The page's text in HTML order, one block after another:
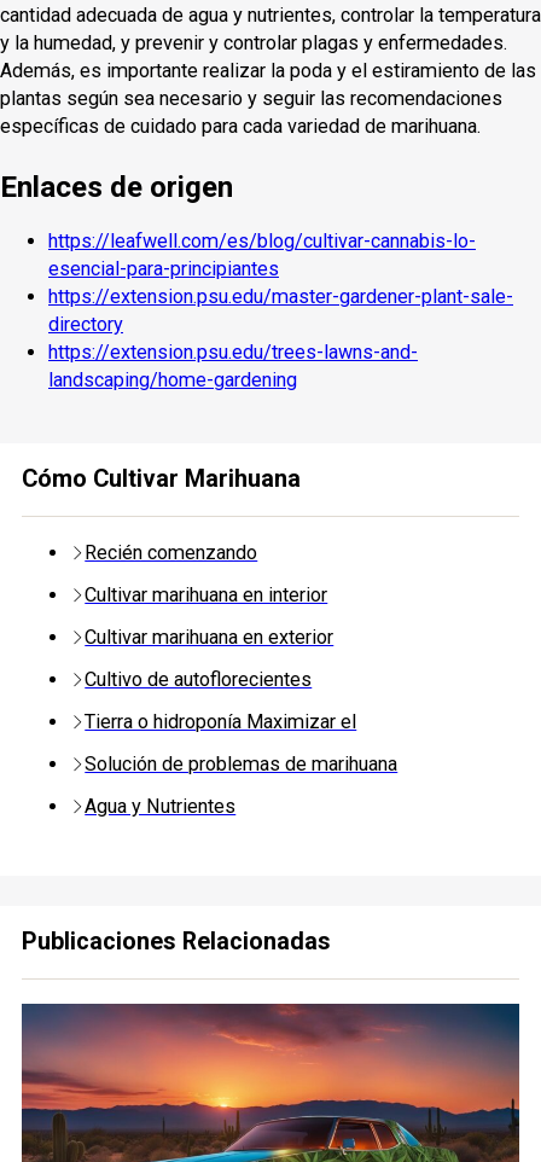
cantidad adecuada de agua y nutrientes, controlar la temperatura
y la humedad, y prevenir y controlar plagas y enfermedades.
Además, es importante realizar la poda y el estiramiento de las
plantas según sea necesario y seguir las recomendaciones
específicas de cuidado para cada variedad de marihuana.
Enlaces de origen
https://leafwell.com/es/blog/cultivar-cannabis-lo-
esencial-para-principiantes
https://extension.psu.edu/master-gardener-plant-sale-
directory
https://extension.psu.edu/trees-lawns-and-
landscaping/home-gardening
Cómo Cultivar Marihuana
Recién comenzando
Cultivar marihuana en interior
Cultivar marihuana en exterior
Cultivo de autoflorecientes
Tierra o hidroponía Maximizar el
Solución de problemas de marihuana
Agua y Nutrientes
Publicaciones Relacionadas